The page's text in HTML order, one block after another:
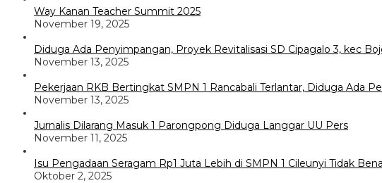
Way Kanan Teacher Summit 2025
November 19, 2025
Diduga Ada Penyimpangan, Proyek Revitalisasi SD Cipagalo 3, kec
November 13, 2025
Pekerjaan RKB Bertingkat SMPN 1 Rancabali Terlantar, Diduga Ada
November 13, 2025
Jurnalis Dilarang Masuk 1 Parongpong Diduga Langgar UU Pers
November 11, 2025
Isu Pengadaan Seragam Rp1 Juta Lebih di SMPN 1 Cileunyi Tidak
Oktober 2, 2025